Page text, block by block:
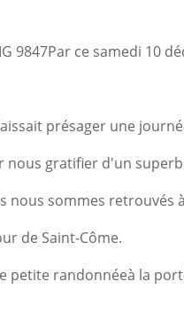
Par ce samedi 10
présager une
nous gratifier d'un
nous sommes retrouvés
de Saint-Côme.
petite randonnéeà la